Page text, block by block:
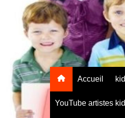
Accueil
YouTube artistes